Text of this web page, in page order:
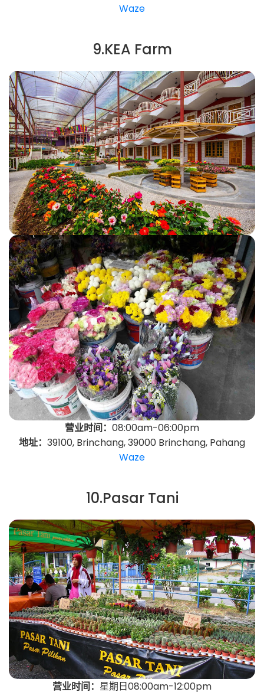
Waze
9.KEA Farm
营业时间： 08:00am-06:00pm
地址： 39100, Brinchang, 39000 Brinchang, Pahang
Waze
10.Pasar Tani
营业时间： 星期日08:00am-12:00pm